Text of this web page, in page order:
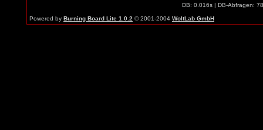
DB: 0.016s | DB-Abfragen:
Powered by Burning Board Lite 1.0.2 © 2001-2004 WoltLab GmbH